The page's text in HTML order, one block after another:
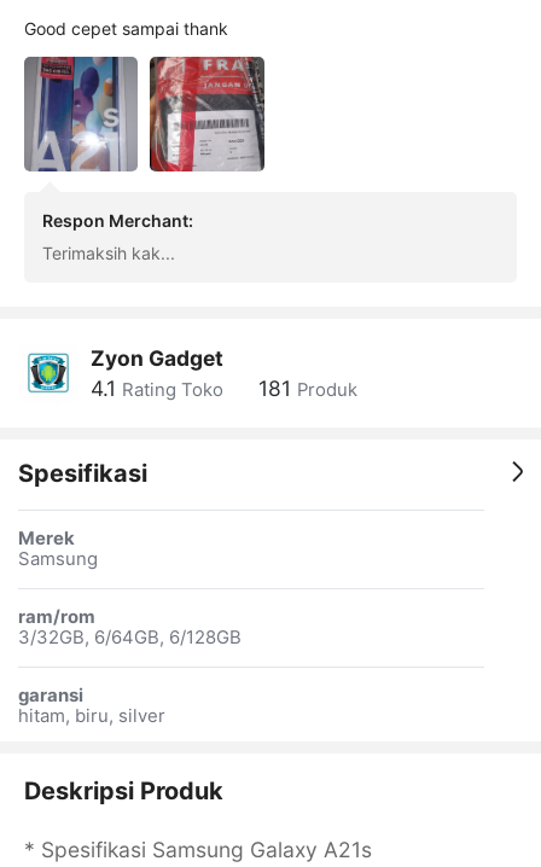
Good cepet sampai thank
Respon Merchant:
Terimaksih kak...
Zyon Gadget
4.1 Rating Toko 181 Produk
Spesifikasi
Merek
Samsung
ram/rom
3/32GB, 6/64GB, 6/128GB
garansi
hitam, biru, silver
Deskripsi Produk
* Spesifikasi Samsung Galaxy A21s